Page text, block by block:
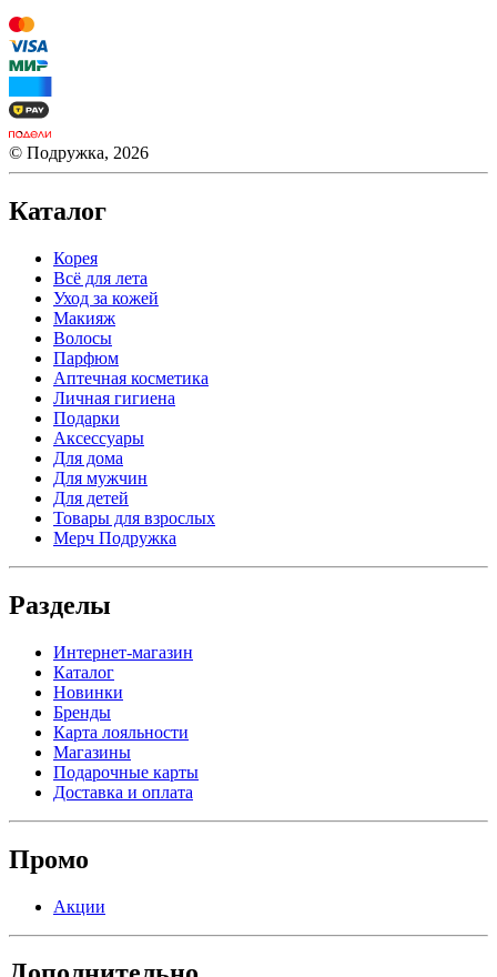
© Подружка, 2026
Каталог
Корея
Всё для лета
Уход за кожей
Макияж
Волосы
Парфюм
Аптечная косметика
Личная гигиена
Подарки
Аксессуары
Для дома
Для мужчин
Для детей
Товары для взрослых
Мерч Подружка
Разделы
Интернет-магазин
Каталог
Новинки
Бренды
Карта лояльности
Магазины
Подарочные карты
Доставка и оплата
Промо
Акции